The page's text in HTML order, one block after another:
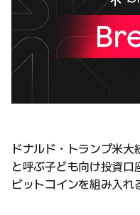
ドナルド・トランプ米大
と呼ぶ子ども向け投資口
ビットコインを組み入れ